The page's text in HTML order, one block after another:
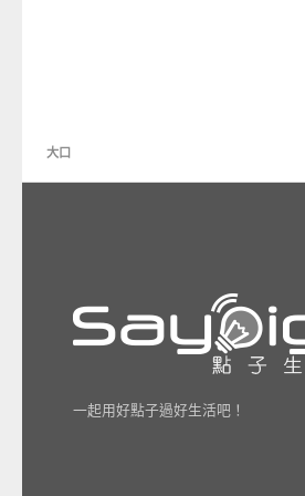
大口
一起用好點子過好生活吧！